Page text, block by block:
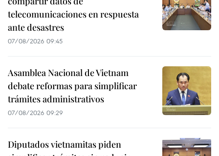
telecomunicaciones en respuesta
ante desastres
07/08/2026 09:45
Asamblea Nacional de Vietnam
debate reformas para simplificar
trámites administrativos
07/08/2026 09:29
Diputados vietnamitas piden